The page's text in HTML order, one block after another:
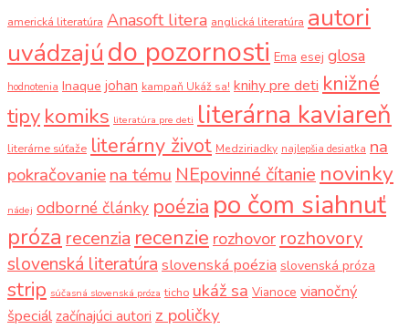
americká literatúra Anasoft litera anglická literatúra autori
uvádzajúdo pozornosti Ema esej glosa
hodnotenia Inaque johan kampaň Ukáž sa! knihy pre deti knižné
tipy komiks literatúra pre deti literárna kaviareň
literárne súťaže literárny život Medziriadky najlepšia desiatka na
pokračovaniena tému NEpovinné čítanie novinky
nádej odborné články poézia po čom siahnuť
próza recenzia recenzie rozhovor rozhovory
slovenská literatúra slovenská poézia slovenská próza
strip súčasná slovenská próza ticho ukáž sa Vianoce vianočný
špeciál začínajúci autori z poličky